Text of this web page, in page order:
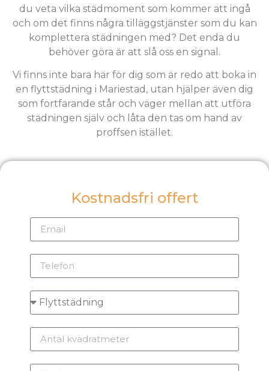
du veta vilka städmoment som kommer att ingå
och om det finns några tilläggstjänster som du kan
komplettera städningen med? Det enda du
behöver göra är att slå oss en signal.
Vi finns inte bara här för dig som är redo att boka in
en flyttstädning i Mariestad, utan hjälper även dig
som fortfarande står och väger mellan att utföra
städningen själv och låta den tas om hand av
proffsen istället.
Kostnadsfri offert